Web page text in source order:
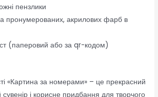
пензлики
пронумерованих, акрилових фарб в
(паперовий або за qr-кодом)
«Картина за номерами» – це прекрасний
і корисне придбання для творчого